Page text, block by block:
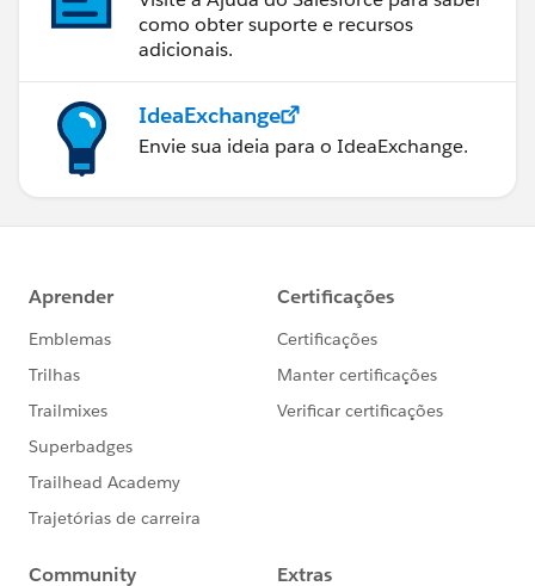
como obter suporte e recursos
adicionais.
IdeaExchange
Envie sua ideia para o IdeaExchange.